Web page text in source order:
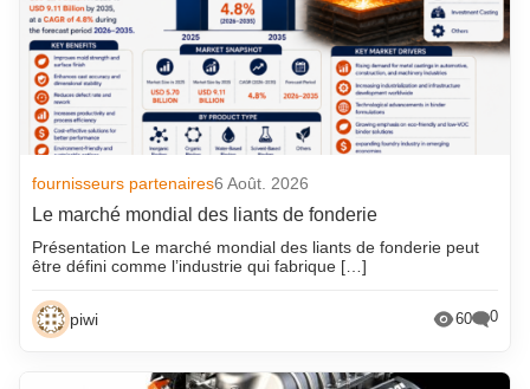
fournisseurs partenaires6 Août. 2026
Le marché mondial des liants de fonderie
Présentation Le marché mondial des liants de fonderie peut
être défini comme l’industrie qui fabrique […]
piwi 60 0